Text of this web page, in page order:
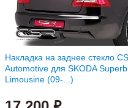
Накладка на заднее стекло
Automotive для SKODA
Limousine (09-...)